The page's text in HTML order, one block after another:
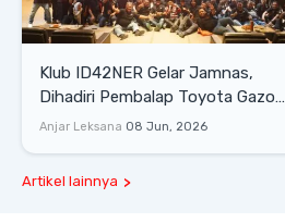
Klub ID42NER Gelar Jamnas,
Dihadiri Pembalap Toyota Gazoo
Racing
Anjar Leksana 08 Jun, 2026
Artikel lainnya